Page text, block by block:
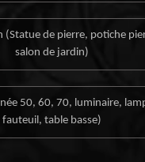
(Statue de pierre, potiche
salon de jardin)
50, 60, 70, luminaire,
fauteuil, table basse)